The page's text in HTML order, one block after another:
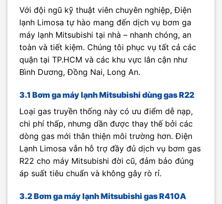
Với đội ngũ kỹ thuật viên chuyên nghiệp, Điện
lạnh Limosa tự hào mang đến dịch vụ bơm ga
máy lạnh Mitsubishi tại nhà – nhanh chóng, an
toàn và tiết kiệm. Chúng tôi phục vụ tất cả các
quận tại TP.HCM và các khu vực lân cận như
Bình Dương, Đồng Nai, Long An.
3.1 Bơm ga máy lạnh Mitsubishi dùng gas R22
Loại gas truyền thống này có ưu điểm dễ nạp,
chi phí thấp, nhưng dần được thay thế bởi các
dòng gas mới thân thiện môi trường hơn. Điện
Lạnh Limosa vẫn hỗ trợ đầy đủ dịch vụ bơm gas
R22 cho máy Mitsubishi đời cũ, đảm bảo đúng
áp suất tiêu chuẩn và không gây rò rỉ.
3.2 Bơm ga máy lạnh Mitsubishi gas R410A